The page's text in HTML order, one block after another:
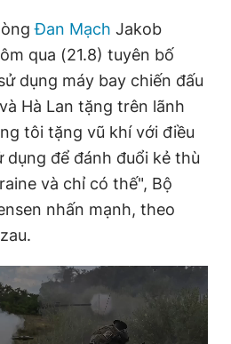
Bạn cần biết
Liên hệ quảng cáo
thoại
Đan Mạch Jakob
qua (21.8) tuyên bố
dụng máy bay chiến đấu
Hà Lan tặng trên lãnh
tôi tặng vũ khí với điều
dụng để đánh đuổi kẻ thù
và chỉ có thế", Bộ
nhấn mạnh, theo